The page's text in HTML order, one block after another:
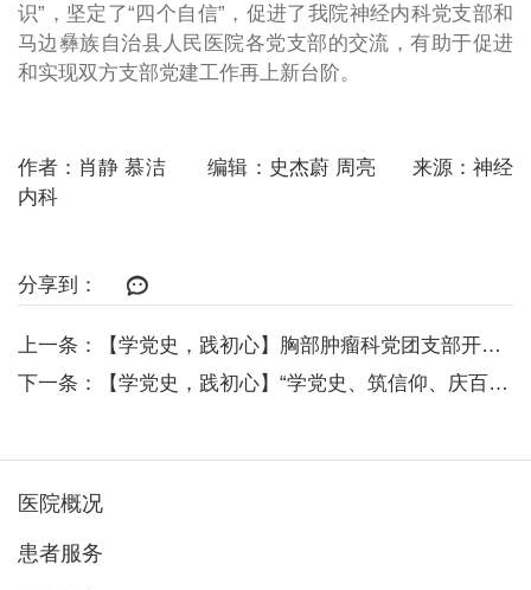
识”，坚定了“四个自信”，促进了我院神经内科党支部和
马边彝族自治县人民医院各党支部的交流，有助于促进
和实现双方支部党建工作再上新台阶。
作者：肖静 慕洁 编辑：史杰蔚 周亮 来源：神经
内科
分享到：
上一条：【学党史，践初心】胸部肿瘤科党团支部开展“知院史、铸信念、守初心”...
下一条：【学党史，践初心】“学党史、筑信仰、庆百年”——后勤党总支开展党务...
医院概况
患者服务